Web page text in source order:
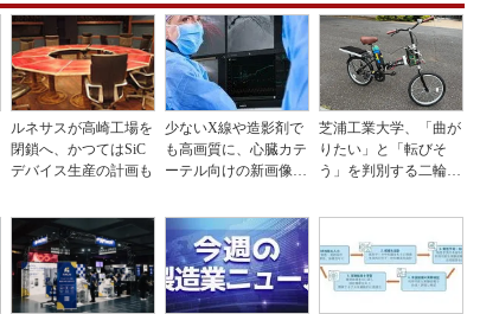
ルネサスが高崎工場を
閉鎖へ、かつてはSiC
デバイス生産の計画も
少ないX線や造影剤で
も高画質に、心臓カテ
ーテル向けの新画像技
芝浦工業大学、「曲が
りたい」と「転びそ
う」を判別する二輪車